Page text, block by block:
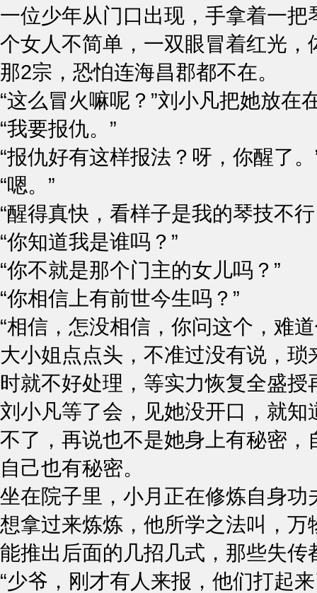
一位少年从门口出现，手拿着一
个女人不简单，一双眼冒着红光
那2宗，恐怕连海昌郡都不在。
“这么冒火嘛呢？”刘小凡把她放在
“我要报仇。”
“报仇好有这样报法？呀，你醒了。
“嗯。”
“醒得真快，看样子是我的琴技不
“你知道我是谁吗？”
“你不就是那个门主的女儿吗？”
“你相信上有前世今生吗？”
“相信，怎没相信，你问这个，难
大小姐点点头，不准过没有说，
时就不好处理，等实力恢复全盛授
刘小凡等了会，见她没开口，就
不了，再说也不是她身上有秘密
自己也有秘密。
坐在院子里，小月正在修炼自身
想拿过来炼炼，他所学之法叫，
能推出后面的几招几式，那些失传
“少爷，刚才有人来报，他们打起